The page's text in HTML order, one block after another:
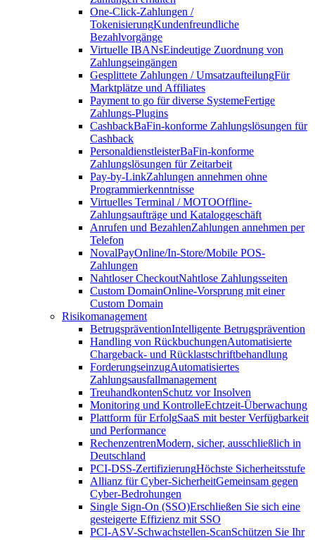
One-Click-Zahlungen /
TokenisierungKundenfreundliche
Bezahlvorgänge
Virtuelle IBANsEindeutige Zuordnung von
Zahlungseingängen
Gesplittete Zahlungen / UmsatzaufteilungFür
Marktplätze und Affiliates
Payment to go für diverse SystemeFertige
Zahlungs-Plugins
CashbackBaFin-konforme Zahlungslösungen für
Cashback
PersonaldienstleisterBaFin-konforme
Zahlungslösungen für Zeitarbeit
Pay-by-LinkZahlungen annehmen ohne
Programmierkenntnisse
Virtuelles Terminal / MOTOOffline-
Zahlungsaufträge und Kataloggeschäft
Anrufen und BezahlenZahlungen annehmen per
Telefon
NovalPayOnline/In-Store/Mobile POS-
Zahlungen
Nahtloser CheckoutNahtlose Zahlungsseiten
Custom DomainOnline-Vorsprung mit einer
Custom Domain
Risikomanagement
BetrugspräventionIntelligente Betrugsprävention
Handling von RückbuchungenAutomatisierte
Chargeback- und Rücklastschriftbehandlung
ForderungseinzugAutomatisiertes
Zahlungsausfallmanagement
TreuhandkontenSchutz vor Insolven
Monitoring und KontrolleEchtzeit-Überwachung
Plattform für ErfolgSaaS mit bester Verfügbarkeit
und Performance
RechenzentrenModern, sicher, ausschließlich in
Deutschland
PCI-DSS-ZertifizierungHöchste Sicherheitsstufe
Allianz für Cyber-SicherheitGemeinsam gegen
Cyber-Bedrohungen
Single Sign-On (SSO)Erschließen Sie sich eine
gesteigerte Effizienz mit SSO
PCI-ASV-Schwachstellen-ScanSchützen Sie Ihr